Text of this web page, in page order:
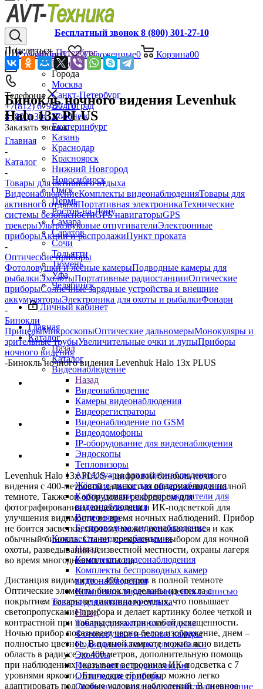
Сравнение0 Отложенные0 Корзина00
Телефоны
+7(812) 679-27-10
8 (800) 301-27-10
Заказать звонок
Бесплатный звонок 8 (800) 301-27-10
Санкт-Петербург
Назад
Города
Москва
Санкт-Петербург
Волгоград
Воронеж
Екатеринбург
Казань
Краснодар
Красноярск
Нижний Новгород
Новосибирск
Омск
Пермь
Ростов-на-Дону
Самара
Саратов
Сочи
Тольятти
Тюмень
Уфа
Челябинск
Личный кабинет
Главная
Каталог
Назад
Каталог
Видеонаблюдение
Назад
Видеонаблюдение
Камеры видеонаблюдения
Видеорегистраторы
Видеонаблюдение по GSM
Видеодомофоны
IP-оборудование для видеонаблюдения
Эндоскопы
Тепловизоры
Аксессуары для видеонаблюдения
Жёсткие диски для видеонаблюдения
Карты памяти и флеш накопители для
видеонаблюдения
Видеоняни
Беспроводное видеонаблюдение
Комплекты видеонаблюдения
Назад
Комплекты видеонаблюдения
Комплекты беспроводных камер
видеонаблюдения
Комплекты видеонаблюдения с записью
Товары для активного отдыха
Назад
Товары для активного отдыха
Фотоловушки и лесные камеры
Подводные камеры для рыбалки
Эхолоты
Портативные радиостанции
Оптические приборы
Солнечные зарядные устройства и внешние
Поделиться
Бинокль ночного видения Levenhuk
Halo 13x PLUS
Главная
-
Каталог
-
Товары для активного отдыха
ВидеонаблюдениеКомплекты видеонаблюденияТовары для
активного отдыхаПортативная электроникаТехнические
системы безопасностиGPS навигаторыGPS
трекерыУльтразвуковые отпугивателиЭлектронные
приборыАкции и распродажиПункт проката
-
Оптические приборы
Фотоловушки и лесные камерыПодводные камеры для
рыбалкиЭхолотыПортативные радиостанцииОптические
приборыСолнечные зарядные устройства и внешние
аккумуляторыЭлектроника для охоты и рыбалкиФонари
-
Бинокли
ПрицелыМикроскопыОптические дальномерыМонокуляры и
зрительные трубыУвеличительные очки и лупыПриборы
ночного видения
-Бинокль ночного видения Levenhuk Halo 13x PLUS
Levenhuk Halo 13x PLUS – цифровой бинокль ночного
видения с 400-метровой дальностью обнаружения в полной
темноте. Также он оборудован рекордером для
фотографирования и видеозаписи и ИК-подсветкой для
улучшения видимости во время ночных наблюдений. Прибор
не боится засветки, поэтому может использоваться и как
обычный бинокль. Станет прекрасным выбором для ночной
охоты, разведывания неизвестной местности, охраны лагеря
во время многодневного похода.
Дистанция видимости – 400 метров в полной темноте
Оптические элементы бинокля сделаны из стекла с
покрытием на основе диоксида кремния, что повышает
светопропускание прибора и делает картинку более четкой и
контрастной при наблюдениях при слабой освещенности.
Ночью прибор показывает черно-белое изображение, днем –
полностью цветное. В полной темноте можно ясно видеть
область в радиусе до 400 метров, дополнительную помощь
при наблюдениях оказывает встроенная ИК-подсветка с 7
уровнями яркости. Благодаря ей прибор можно легко
адаптировать под любые условия наблюдений. В дневное